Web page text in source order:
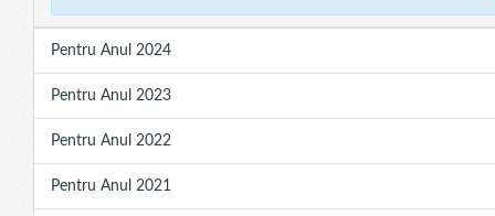
Pentru Anul 2024
Pentru Anul 2023
Pentru Anul 2022
Pentru Anul 2021